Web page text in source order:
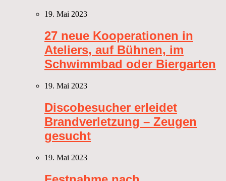
19. Mai 2023
27 neue Kooperationen in
Ateliers, auf Bühnen, im
Schwimmbad oder Biergarten
19. Mai 2023
Discobesucher erleidet
Brandverletzung – Zeugen
gesucht
19. Mai 2023